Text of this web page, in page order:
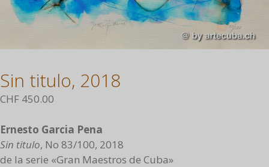
Sin titulo, 2018
CHF 450.00
Ernesto Garcia Pena
Sin titulo, No 83/100, 2018
de la serie «Gran Maestros de Cuba»